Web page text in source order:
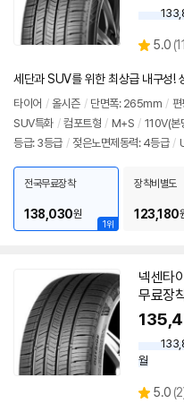
별
점
5.0 (상
세단과 SUV를 위한 최상급 내구성!
타이어 / 올시즌 / 단면폭: 265mm /
SUV특화 / 컴포트형 / M+S / 110V(
등급: 3등급 / 젖은노면제동력: 4등급 /
1위
전국무료장착
138,030원
장착비별도
123,180
넥센타
무료장
월
별
5.0 (